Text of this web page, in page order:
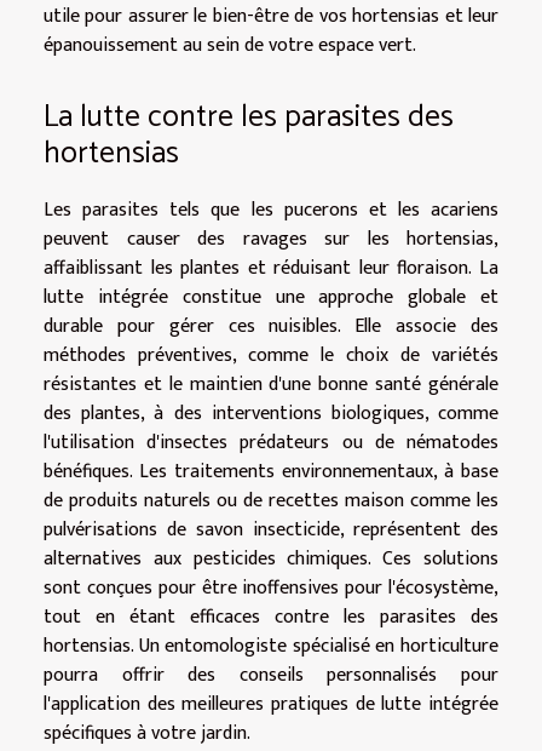
utile pour assurer le bien-être de vos hortensias et leur
épanouissement au sein de votre espace vert.
La lutte contre les parasites des
hortensias
Les parasites tels que les pucerons et les acariens
peuvent causer des ravages sur les hortensias,
affaiblissant les plantes et réduisant leur floraison. La
lutte intégrée constitue une approche globale et
durable pour gérer ces nuisibles. Elle associe des
méthodes préventives, comme le choix de variétés
résistantes et le maintien d'une bonne santé générale
des plantes, à des interventions biologiques, comme
l'utilisation d'insectes prédateurs ou de nématodes
bénéfiques. Les traitements environnementaux, à base
de produits naturels ou de recettes maison comme les
pulvérisations de savon insecticide, représentent des
alternatives aux pesticides chimiques. Ces solutions
sont conçues pour être inoffensives pour l'écosystème,
tout en étant efficaces contre les parasites des
hortensias. Un entomologiste spécialisé en horticulture
pourra offrir des conseils personnalisés pour
l'application des meilleures pratiques de lutte intégrée
spécifiques à votre jardin.